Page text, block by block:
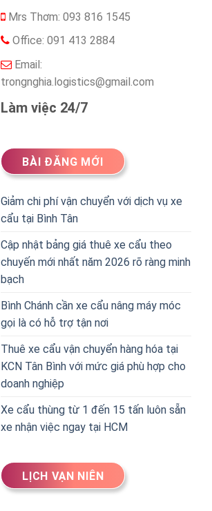
Mrs Thơm: 093 816 1545
Office: 091 413 2884
Email:
trongnghia.logistics@gmail.com
Làm việc 24/7
BÀI ĐĂNG MỚI
Giảm chi phí vận chuyển với dịch vụ xe
cẩu tại Bình Tân
Cập nhật bảng giá thuê xe cẩu theo
chuyến mới nhất năm 2026 rõ ràng minh
bạch
Bình Chánh cần xe cẩu nâng máy móc
gọi là có hỗ trợ tận nơi
Thuê xe cẩu vận chuyển hàng hóa tại
KCN Tân Bình với mức giá phù hợp cho
doanh nghiệp
Xe cẩu thùng từ 1 đến 15 tấn luôn sẵn
xe nhận việc ngay tại HCM
LỊCH VẠN NIÊN